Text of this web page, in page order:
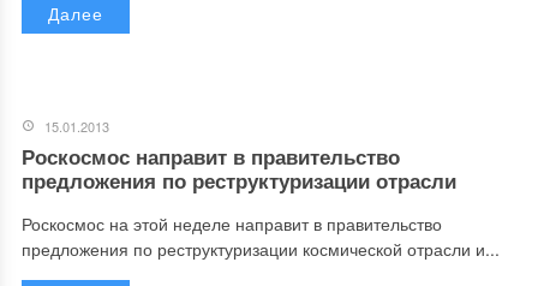
Далее
15.01.2013
Роскосмос направит в правительство
предложения по реструктуризации отрасли
Роскосмос на этой неделе направит в правительство
предложения по реструктуризации космической отрасли и...